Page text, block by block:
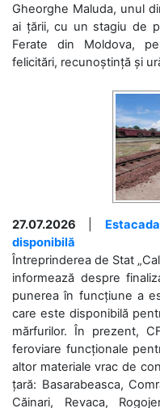
Gheorghe Maluda, unul
ai țării, cu un stagiu de
Ferate din Moldova,
felicitări, recunoștință și
27.07.2026
disponibilă
Întreprinderea de Stat
informează despre
punerea în funcțiune a
care este disponibilă
mărfurilor. În prezent,
feroviare funcționale
altor materiale vrac de
țară: Basarabeasca,
Căinari, Revaca,